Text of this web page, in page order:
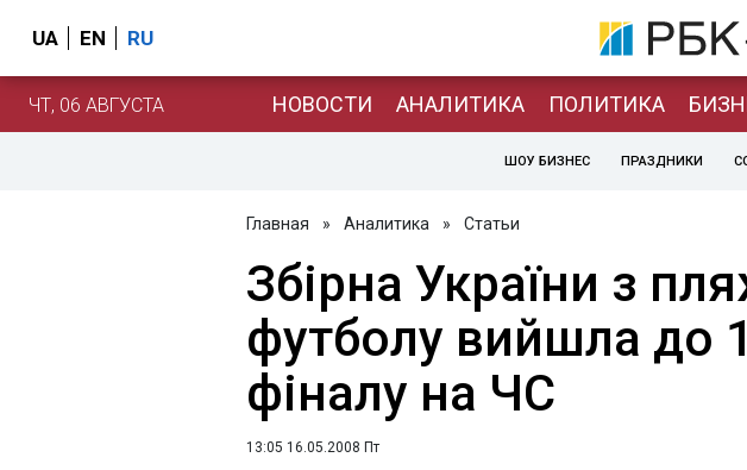
UA EN RU
ЧТ, 06 АВГУСТА НОВОСТИ АНАЛИТИКА ПОЛИТИКА
ШОУ БИЗНЕС ПРАЗДНИКИ
Главная » Аналитика » Статьи
Збірна України з
футболу вийшла до
фіналу на ЧС
13:05 16.05.2008 Пт